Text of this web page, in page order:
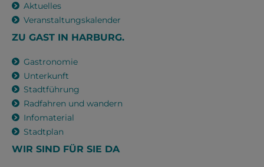
Aktuelles
Veranstaltungskalender
ZU GAST IN HARBURG.
Gastronomie
Unterkunft
Stadtführung
Radfahren und wandern
Infomaterial
Stadtplan
WIR SIND FÜR SIE DA